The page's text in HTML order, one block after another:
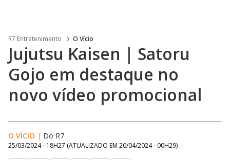
R7 Entretenimento O Vício
Jujutsu Kaisen | Satoru
Gojo em destaque no
novo vídeo promocional
O VÍCIO | Do R7
25/03/2024 - 18H27 (ATUALIZADO EM 20/04/2024 - 00H29)